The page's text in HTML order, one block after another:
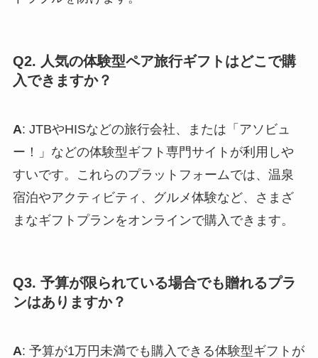
Q2. 人気の体験型ペア旅行ギフトはどこで購
入できますか？
A: JTBやHISなどの旅行会社、または「アソビュ
ー！」などの体験型ギフト専門サイトが利用しや
すいです。これらのプラットフォームでは、温泉
宿泊やアクティビティ、グルメ体験など、さまざ
まなギフトプランをオンラインで購入できます。
Q3. 予算が限られている場合でも贈れるプラ
ンはありますか？
A: 予算が1万円未満でも購入できる体験型ギフトが